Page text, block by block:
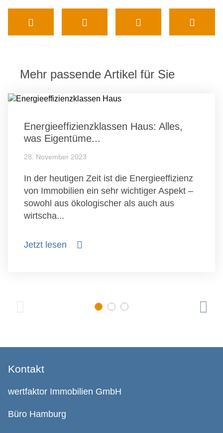
Mehr passende Artikel für Sie
Energieeffizienzklassen Haus: Alles,
was Eigentüme...
28. November 2023
In der heutigen Zeit ist die Energieeffizienz
von Immobilien ein sehr wichtiger Aspekt –
sowohl aus ökologischer als auch aus
wirtscha...
Jetzt lesen
Kontakt
wertfaktor Immobilien GmbH
Büro Hamburg